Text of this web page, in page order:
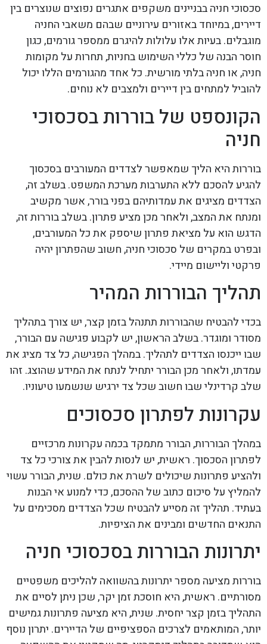
סכסוכי חניה בבניינים משקפים אתגרים נפוצים שנוצרים בין
דיירים, במיוחד באזורים עירוניים שבהם משאבי החניה
מוגבלים. בעיות אלו עלולות להיגרם ממספר גורמים, כגון
חוסר הבנה של כללי השימוש בחניות, תחרות על מקומות
חניה, או חניה בלתי מורשית. כל אחד מהגורמים הללו יכול
להוביל למתחים בין דיירים ולמצבים לא נוחים.
הקונספט של בוררות בסכסוכי
חניה
בוררות היא הליך שמאפשר לצדדים המעורבים בסכסוך
להגיע להסכם ללא התערבות מערכת המשפט. בשלב זה,
הצדדים מציגים את עמדותיהם בפני בורר, אשר מקשיב
ומנתח את המצב, ולאחר מכן מציע פתרון. בשלב בוררות זה,
הדגש הוא על מציאת פתרון שיספק את כל המעורבים,
ובפרט במקרים של סכסוכי חניה, חשוב שהפתרון יהיה
פרקטי וליישום מיידי.
תהליך הבוררות המהיר
בכדי להבטיח שהבוררות תתנהל בזמן קצר, יש צורך בתהליך
מסודר ומוגדר. בשלב הראשון, יש לקבוע פגישה עם הבורר,
שבו ייכנסו הצדדים לתהליך. במהלך הפגישה, כל צד מציג את
עמדתו, ולאחר מכן הבורר יתחיל לנתח את המידע שהוצג. זהו
שלב קרדינלי שבו חשוב שכל צד ירגיש שנשמעו טיעוניו.
עקרונות לפתרון סכסוכים
במהלך הבוררות, הבורר מתמקד בכמה עקרונות מרכזיים
לפתרון הסכסוך. ראשית, יש לנסות להבין את צורכי כל צד
ולהציע פתרונות שיכולים לשרת את כולם. שנית, הבורר עשוי
להמליץ על סיכום כתוב של ההסכם, כדי למנוע אי הבנות
בעתיד. תהליך זה מסייע להבטיח שכל הצדדים מסכימים על
התנאים החדשים ומבינים את הציפיות.
יתרונות הבוררות בסכסוכי חניה
בוררות מציעה מספר יתרונות בהשוואה להליכים משפטיים
מסורתיים. ראשית, היא חוסכת זמן יקר, שכן ניתן לסיים את
התהליך בזמן קצר יחסית. שנית, היא מציעה פתרונות גמישים
יותר, המותאמים לצרכים הספציפיים של הדיירים. יתרון נוסף